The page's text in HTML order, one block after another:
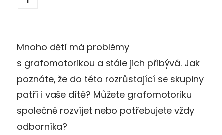
Mnoho dětí má problémy
s grafomotorikou a stále jich přibývá. Jak
poznáte, že do této rozrůstající se skupiny
patří i vaše dítě? Můžete grafomotoriku
společně rozvíjet nebo potřebujete vždy
odborníka?